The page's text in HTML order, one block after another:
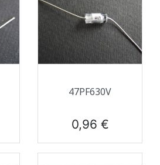
47PF630V
Prix
0,96 €